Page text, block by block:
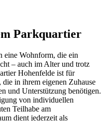
Parkquartier
eine Wohnform, die ein
– auch im Alter und trotz
Hohenfelde ist für
in ihrem eigenen Zuhause
und Unterstützung benötigen.
von individuellen
Teilhabe am
dient jederzeit als